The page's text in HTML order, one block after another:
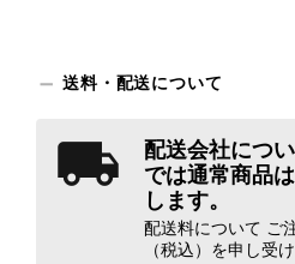
送料・配送について
配送会社につ
では通常商品
します。
配送料について ご
（税込）を申し受け